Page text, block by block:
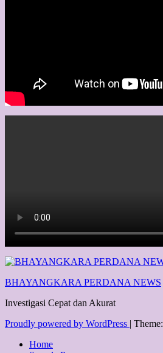
BHAYANGKARA PERDANA NEWS
Investigasi Cepat dan Akurat
Proudly powered by WordPress | Theme:
Home